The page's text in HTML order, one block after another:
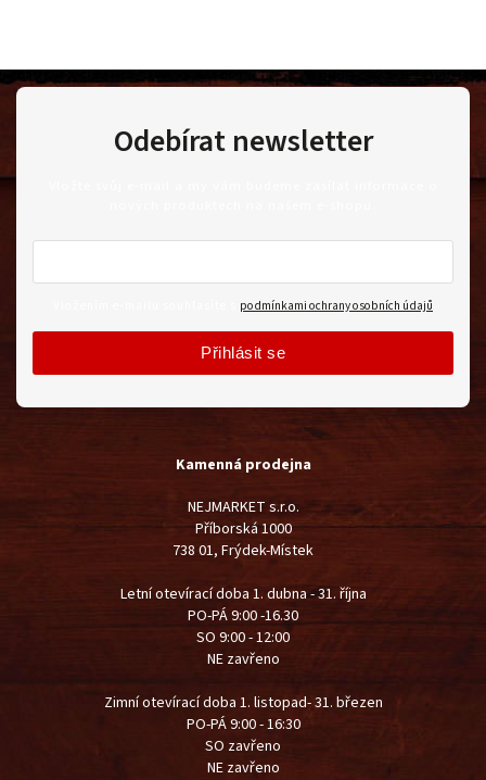
Kamenná prodejna
NEJMARKET s.r.o.
Příborská 1000
738 01, Frýdek-Místek
Letní otevírací doba 1. dubna - 31. října
PO-PÁ 9:00 -16.30
SO 9:00 - 12:00
NE zavřeno
Zimní otevírací doba 1. listopad- 31. březen
PO-PÁ 9:00 - 16:30
SO zavřeno
NE zavřeno
Odebírat newsletter
podmínkami ochrany osobních údajů
Přihlásit se